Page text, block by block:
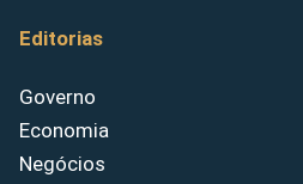
Editorias
Governo
Economia
Negócios